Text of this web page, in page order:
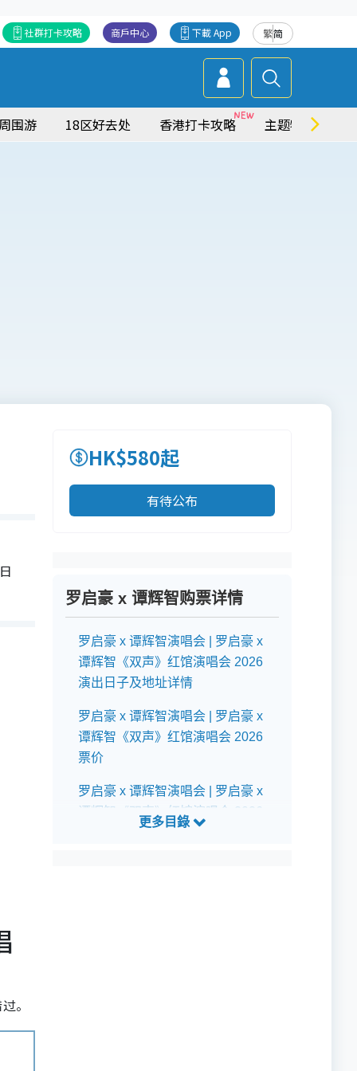
繁简
下載 App
商戶中心
社群打卡攻略
周围游 18区好去处 香港打卡攻略 主题特集
。
HK$580起
有待公布
罗启豪 x 谭辉智购票详情
罗启豪 x 谭辉智演唱会 | 罗启豪 x
谭辉智《双声》红馆演唱会 2026
演出日子及地址详情
罗启豪 x 谭辉智演唱会 | 罗启豪 x
谭辉智《双声》红馆演唱会 2026
票价
罗启豪 x 谭辉智演唱会 | 罗启豪 x
谭辉智《双声》红馆演唱会 2026